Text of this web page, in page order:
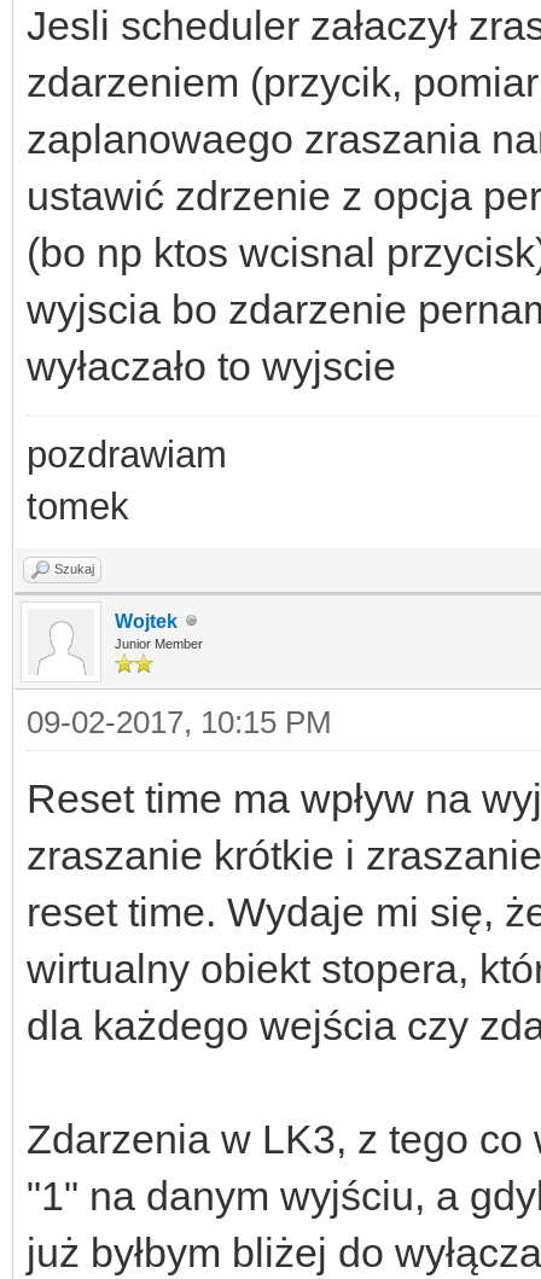
Jesli scheduler załaczył
zdarzeniem (przycik,
zaplanowaego zraszania
ustawić zdrzenie z opcja
(bo np ktos wcisnal
wyjscia bo zdarzenie
wyłaczało to wyjscie
pozdrawiam
tomek
Szukaj
Wojtek
Junior Member
09-02-2017, 10:15 PM
Reset time ma wpływ na
zraszanie krótkie i
reset time. Wydaje mi się,
wirtualny obiekt stopera,
dla każdego wejścia czy
Zdarzenia w LK3, z tego co
"1" na danym wyjściu, a
już byłbym bliżej do